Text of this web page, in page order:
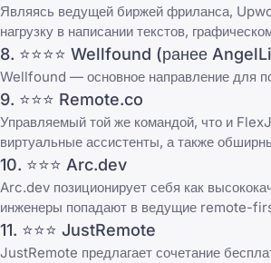
Являясь ведущей биржей фриланса,
нагрузку в написании текстов,
8. ⭐⭐⭐⭐ Wellfound (ранее
Wellfound — основное направление для
9. ⭐⭐⭐ Remote.co
Управляемый той же командой, что и
виртуальные ассистенты, а также
10. ⭐⭐⭐ Arc.dev
Arc.dev позиционирует себя как
инженеры попадают в ведущие remote-
11. ⭐⭐⭐ JustRemote
JustRemote предлагает сочетание